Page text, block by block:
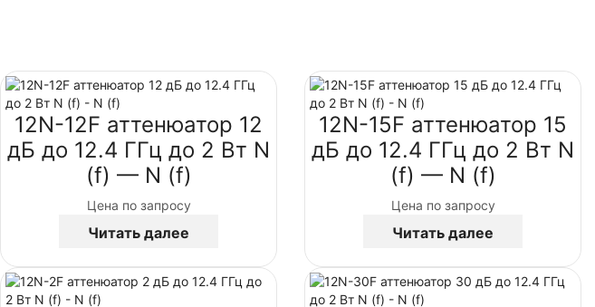
12N-12F аттенюатор 12
дБ до 12.4 ГГц до 2 Вт N
(f) — N (f)
Цена по запросу
Читать далее
12N-15F аттенюатор 15
дБ до 12.4 ГГц до 2 Вт N
(f) — N (f)
Цена по запросу
Читать далее